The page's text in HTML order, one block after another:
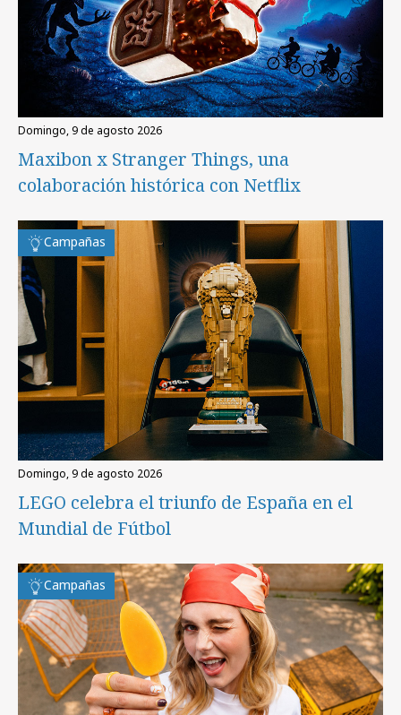
domingo, 9 de agosto 2026
Maxibon x Stranger Things, una
colaboración histórica con Netflix
Campañas
domingo, 9 de agosto 2026
LEGO celebra el triunfo de España en el
Mundial de Fútbol
Campañas